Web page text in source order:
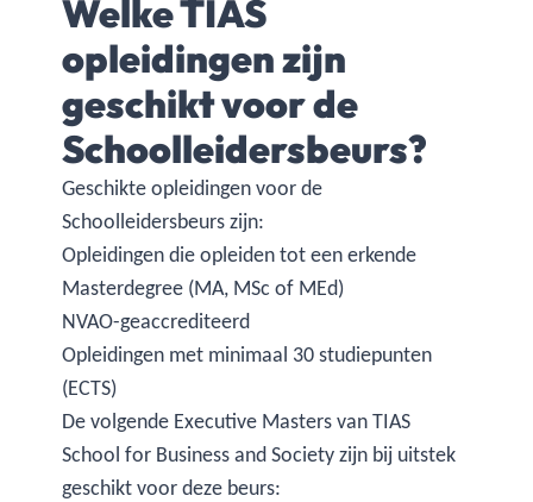
Welke TIAS
opleidingen zijn
geschikt voor de
Schoolleidersbeurs?
Geschikte opleidingen voor de
Schoolleidersbeurs zijn:
Opleidingen die opleiden tot een erkende
Masterdegree (MA, MSc of MEd)
NVAO-geaccrediteerd
Opleidingen met minimaal 30 studiepunten
(ECTS)
De volgende Executive Masters van TIAS
School for Business and Society zijn bij uitstek
geschikt voor deze beurs: